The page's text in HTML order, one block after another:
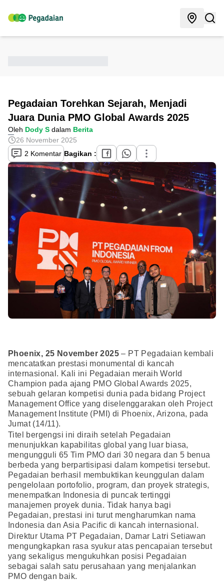
Pegadaian Torehkan Sejarah, Menjadi
Juara Dunia PMO Global Awards 2025
Oleh Dody S dalam Berita
26 November 2025
2 Komentar Bagikan :
Phoenix, 25 November 2025 – PT Pegadaian kembali
mencatatkan prestasi monumental di kancah
internasional. Kali ini Pegadaian meraih World
Champion pada ajang PMO Global Awards 2025,
sebuah gelaran kompetisi dunia pada bidang Project
Management Office yang diselenggarakan oleh Project
Management Institute (PMI) di Phoenix, Arizona, pada
Jumat (14/11).
Titel bergengsi ini diraih setelah Pegadaian
menunjukkan kapabilitas global yang luar biasa,
mengungguli 65 Tim PMO dari 30 negara dan 5 benua
berbeda yang berpartisipasi dalam kompetisi tersebut.
Pegadaian berhasil membuktikan keunggulan dalam
pengelolaan portofolio, program, dan proyek strategis,
menempatkan Indonesia di puncak tertinggi
manajemen proyek dunia. Tidak hanya bagi
Pegadaian, prestasi ini turut mengharumkan nama
Indonesia dan Asia Pacific di kancah internasional.
Direktur Utama PT Pegadaian, Damar Latri Setiawan
mengungkapkan rasa syukur atas pencapaian tersebut
yang sekaligus mengukuhkan posisi Pegadaian
sebagai salah satu perusahaan yang menjalankan
PMO dengan baik.